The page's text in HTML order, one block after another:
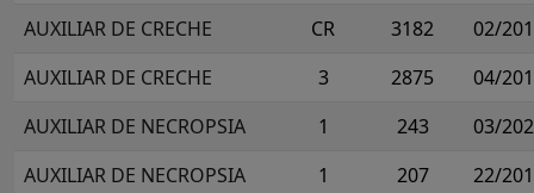
AUXILIAR DE CRECHE
CR 3182
02/
AUXILIAR DE CRECHE
3 2875
04/
AUXILIAR DE NECROPSIA
1 243
03/
AUXILIAR DE NECROPSIA
1 207
22/